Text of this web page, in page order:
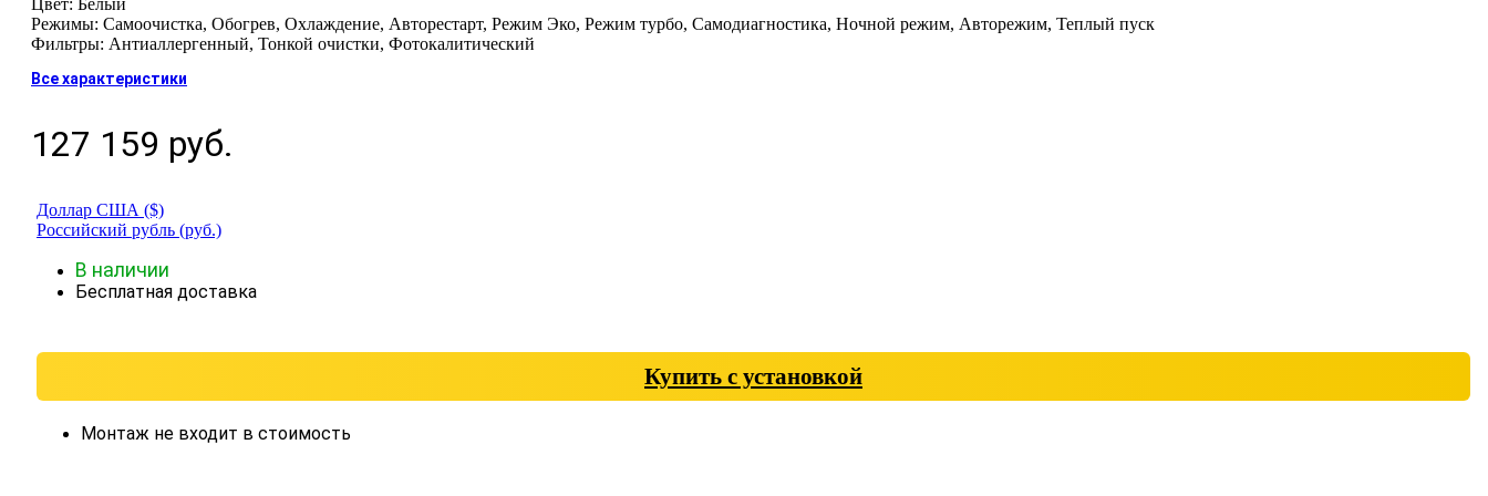
Режимы: Самоочистка, Обогрев, Охлаждение, Авторестарт, Режим Эко, Режим турбо, Самодиагностика, Ночной режим, Авторежим, Теплый пуск
Фильтры: Антиаллергенный, Тонкой очистки, Фотокалитический
Все характеристики
127 159 руб.
Доллар США ($)
Российский рубль (руб.)
В наличии
Бесплатная доставка
Купить с установкой
Монтаж не входит в стоимость